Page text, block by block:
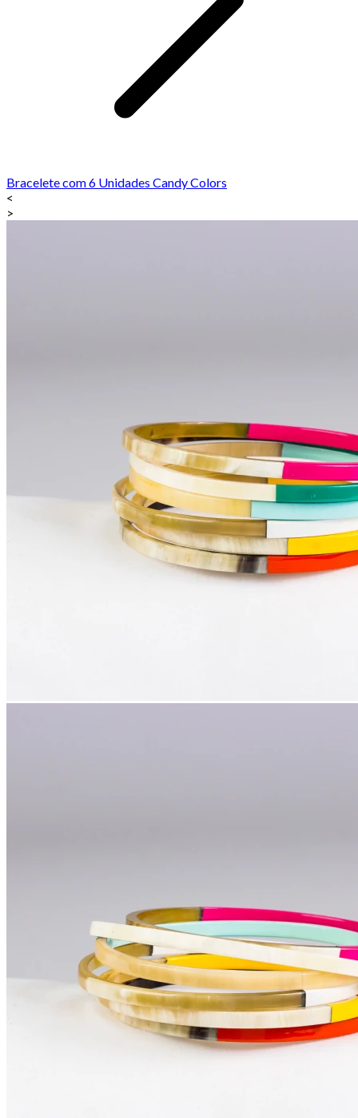
Bracelete com 6 Unidades Candy Colors
<
>